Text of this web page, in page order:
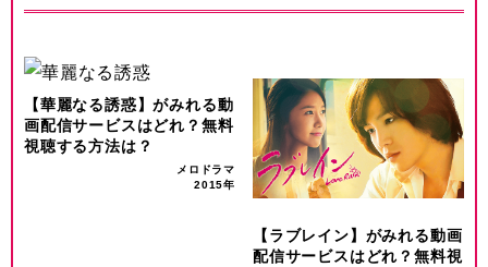
【華麗なる誘惑】がみれる動
画配信サービスはどれ？無料
視聴する方法は？
メロドラマ
2015年
【ラブレイン】がみれる動画
配信サービスはどれ？無料視